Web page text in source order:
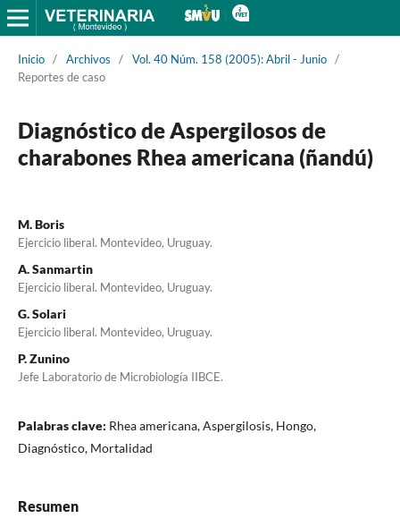
Inicio / Archivos / Vol. 40 Núm. 158 (2005): Abril - Junio /
Reportes de caso
Diagnóstico de Aspergilosos de
charabones Rhea americana (ñandú)
M. Boris
Ejercicio liberal. Montevideo, Uruguay.
A. Sanmartin
Ejercicio liberal. Montevideo, Uruguay.
G. Solari
Ejercicio liberal. Montevideo, Uruguay.
P. Zunino
Jefe Laboratorio de Microbiología IIBCE.
Palabras clave: Rhea americana, Aspergilosis, Hongo,
Diagnóstico, Mortalidad
Resumen